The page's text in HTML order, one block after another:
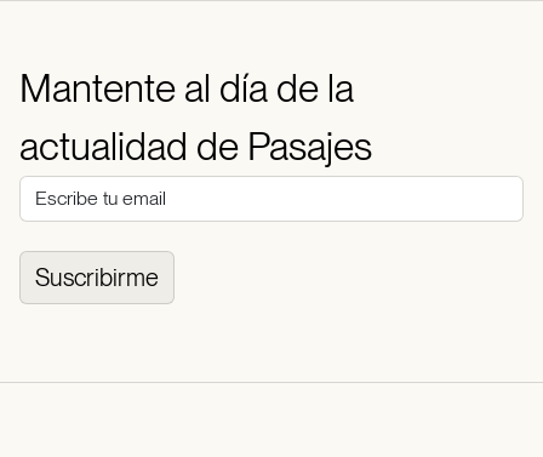
Mantente al día de la
actualidad de Pasajes
Suscribirme